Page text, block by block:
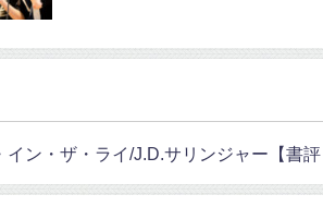
ン・ザ・ライ/J.D.サリンジャー【書